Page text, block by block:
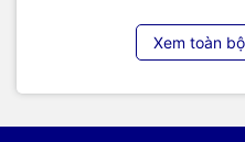
Xem toàn